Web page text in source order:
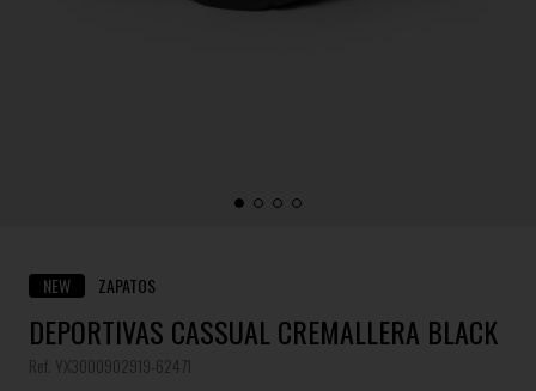
NEW ZAPATOS
DEPORTIVAS CASSUAL CREMALLERA BLACK
Ref. YX3000902919-62471